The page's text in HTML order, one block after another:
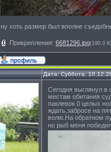
ну хоть размер был вполне
Прикрепления: 6681296.jpg(190.0
Дата: Суббота,
Сегодня выглянул в
местам обитания
паклевок 0 целых
ждать,забросе на
волю.На обратном
но рыб меня